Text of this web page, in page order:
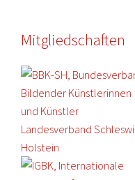
Mitgliedschaften